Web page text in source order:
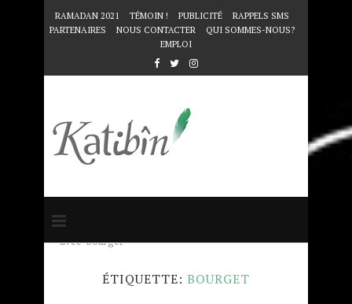
RAMADAN 2021 TÉMOIN ! PUBLICITÉ
RAPPELS SMS
PARTENAIRES
NOUS CONTACTER
QUI SOMMES-NOUS?
EMPLOI
Accueil
avec "bourget"
ÉTIQUETTE: BOURGET